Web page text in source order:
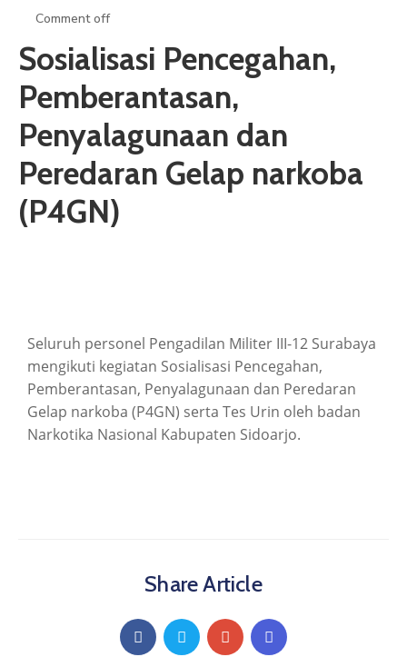
ARTIKEL
GALERI
HUBUNGI
Comment off
Sosialisasi Pencegahan,
Pemberantasan,
Penyalagunaan dan
Peredaran Gelap narkoba
(P4GN)
Seluruh personel Pengadilan Militer III-12 Surabaya
mengikuti kegiatan Sosialisasi Pencegahan,
Pemberantasan, Penyalagunaan dan Peredaran
Gelap narkoba (P4GN) serta Tes Urin oleh badan
Narkotika Nasional Kabupaten Sidoarjo.
Share Article